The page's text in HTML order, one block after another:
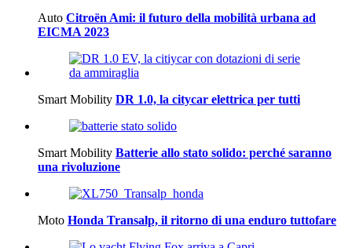
Auto Citroën Ami: il futuro della mobilità urbana ad
EICMA 2023
Smart Mobility DR 1.0, la citycar elettrica per tutti
Smart Mobility Batterie allo stato solido: perché saranno
una rivoluzione
Moto Honda Transalp, il ritorno di una enduro tuttofare